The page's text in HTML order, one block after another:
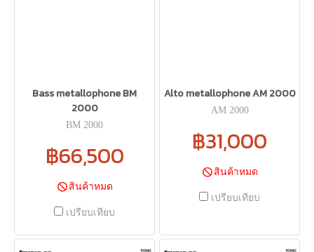
Bass metallophone BM
2000
BM 2000
฿66,500
สินค้าหมด
เปรียบเทียบ
Alto metallophone AM 2000
AM 2000
฿31,000
สินค้าหมด
เปรียบเทียบ